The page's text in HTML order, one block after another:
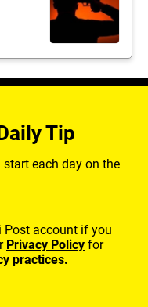
Tip
each day on the
Post account if you
Privacy Policy for
practices.